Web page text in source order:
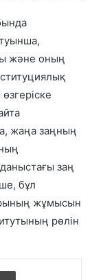
және оның
жаңа заңның
заң
бұл
жұмысын
рөлін